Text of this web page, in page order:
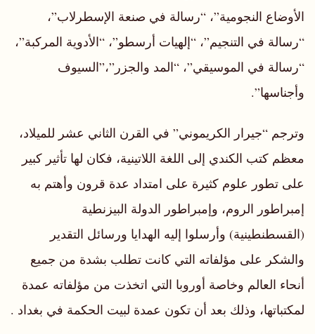
الأوضاع النجومية”، “رسالة في صنعة الإسطرلاب”،
“رسالة في التنجيم”، “إلهيات أرسطو”، “الأدوية المركبة”،
“رسالة في الموسيقي”، “المد والجزر”،”السيوف
وأجناسها”.
وترجم “جيرار الكريموني” في القرن الثاني عشر للميلاد،
معظم كتب الكندي إلى اللغة اللاتينية، فكان لها تأثير كبير
على تطور علوم كثيرة على امتداد عدة قرون وأهتم به
إمبراطور الروم، وإمبراطور الدولة البيزنطية
(القسطنطينية) وأرسلوا إليه الهدايا ورسائل التقدير
والشكر على مؤلفاته التي كانت تطلب بشدة من جميع
أنحاء العالم وخاصة أوروبا التي اتخذت من مؤلفاته عمدة
لمكتباتها، وذلك بعد أن تكون عمدة لبيت الحكمة في بغداد .